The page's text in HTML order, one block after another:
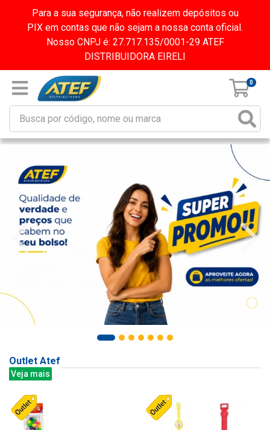
Para a sua segurança, não realizem depósitos ou
PIX em contas que não sejam a nossa conta oficial.
Nosso CNPJ é: 27.717.135/0001-29 ATEF
DISTRIBUIDORA EIRELI
0
Outlet Atef
Veja mais